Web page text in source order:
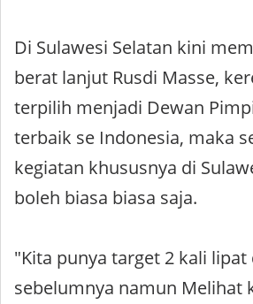
Di Sulawesi Selatan kini
berat lanjut Rusdi Masse,
terpilih menjadi Dewan
terbaik se Indonesia, maka
kegiatan khususnya di
boleh biasa biasa saja.
"Kita punya target 2 kali lipat
sebelumnya namun Melihat